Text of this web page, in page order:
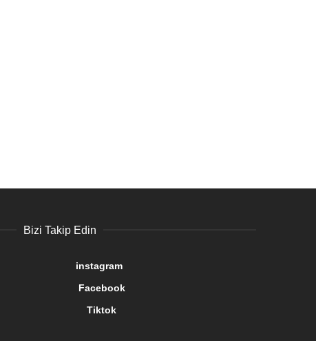
Bizi Takip Edin